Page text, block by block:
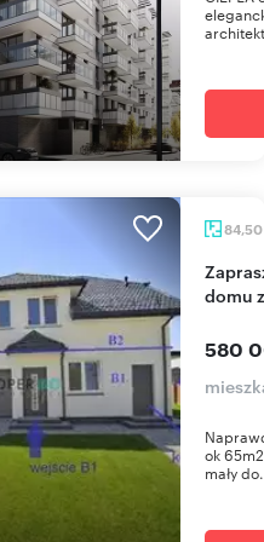
84,50
Zapraszam do nowoczesnego 3-pokojowego
domu
580
ok
mały